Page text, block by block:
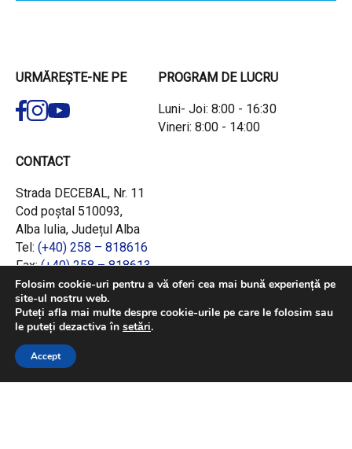
URMĂREȘTE-NE PE PROGRAM DE LUCRU
Luni- Joi: 8:00 - 16:30
Vineri: 8:00 - 14:00
CONTACT
Strada DECEBAL, Nr. 11
Cod poștal 510093,
Alba Iulia, Județul Alba
Tel: (+40) 258 – 818616
Fax:(+40) 258 – 818613
Email:office@adrcentru.ro
LINK-URI RAPIDE
Consiliul European
Jurnalul Oficial al Uniunii Europene
Folosim cookie-uri pentru a vă oferi cea mai bună experiență pe
site-ul nostru web.
Puteți afla mai multe despre cookie-urile pe care le folosim sau
le puteți dezactiva în setări.
Accept